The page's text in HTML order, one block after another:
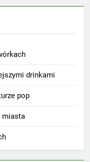
drinkami
pop
miasta